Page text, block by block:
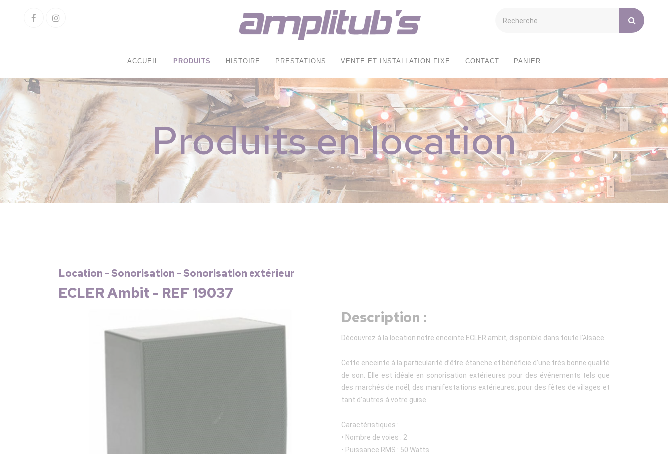
FacebookInstagram
ACCUEIL PRODUITS HISTOIRE PRESTATIONS VENTE ET INSTALLATION FIXE CONTACT PANIER
Produits en location
Location - Sonorisation - Sonorisation extérieur
ECLER Ambit - REF 19037
Description :
Découvrez à la location notre enceinte ECLER ambit, disponible dans toute l’Alsace.
Cette enceinte à la particularité d’être étanche et bénéficie d’une très bonne qualité
de son. Elle est idéale en sonorisation extérieures pour des événements tels que
des marchés de noël, des manifestations extérieures, pour des fêtes de villages et
tant d’autres à votre guise.
Caractéristiques :
• Nombre de voies : 2
• Puissance RMS : 50 Watts